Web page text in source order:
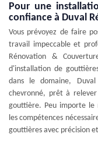
Pour une
confiance à Duval
Vous prévoyez de faire
travail impeccable et
Rénovation &
d'installation de
dans le domaine,
chevronné, prêt à
gouttière. Peu importe le
les compétences
gouttières avec précision